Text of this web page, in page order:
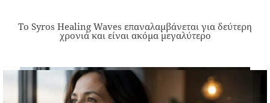
Το Syros Healing Waves επαναλαμβάνεται για δεύτερη
χρονιά και είναι ακόμα μεγαλύτερο